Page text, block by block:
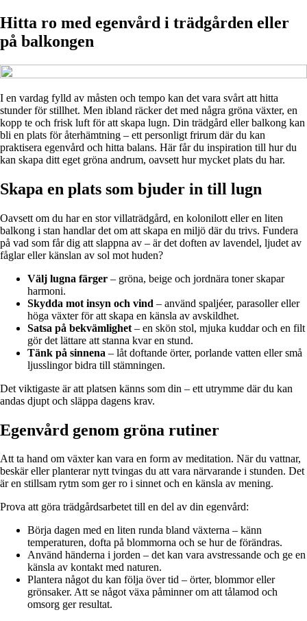
Hitta ro med egenvård i trädgården eller
på balkongen
I en vardag fylld av måsten och tempo kan det vara svårt att hitta
stunder för stillhet. Men ibland räcker det med några gröna växter, en
kopp te och frisk luft för att skapa lugn. Din trädgård eller balkong kan
bli en plats för återhämtning – ett personligt frirum där du kan
praktisera egenvård och hitta balans. Här får du inspiration till hur du
kan skapa ditt eget gröna andrum, oavsett hur mycket plats du har.
Skapa en plats som bjuder in till lugn
Oavsett om du har en stor villaträdgård, en kolonilott eller en liten
balkong i stan handlar det om att skapa en miljö där du trivs. Fundera
på vad som får dig att slappna av – är det doften av lavendel, ljudet av
fåglar eller känslan av sol mot huden?
Välj lugna färger – gröna, beige och jordnära toner skapar
harmoni.
Skydda mot insyn och vind – använd spaljéer, parasoller eller
höga växter för att skapa en känsla av avskildhet.
Satsa på bekvämlighet – en skön stol, mjuka kuddar och en filt
gör det lättare att stanna kvar en stund.
Tänk på sinnena – låt doftande örter, porlande vatten eller små
ljusslingor bidra till stämningen.
Det viktigaste är att platsen känns som din – ett utrymme där du kan
andas djupt och släppa dagens krav.
Egenvård genom gröna rutiner
Att ta hand om växter kan vara en form av meditation. När du vattnar,
beskär eller planterar nytt tvingas du att vara närvarande i stunden. Det
är en stillsam rytm som ger ro i sinnet och en känsla av mening.
Prova att göra trädgårdsarbetet till en del av din egenvård:
Börja dagen med en liten runda bland växterna – känn
temperaturen, dofta på blommorna och se hur de förändras.
Använd händerna i jorden – det kan vara avstressande och ge en
känsla av kontakt med naturen.
Plantera något du kan följa över tid – örter, blommor eller
grönsaker. Att se något växa påminner om att tålamod och
omsorg ger resultat.